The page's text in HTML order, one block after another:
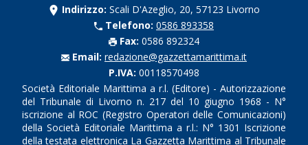
Indirizzo: Scali D'Azeglio, 20, 57123 Livorno
Telefono: 0586 893358
Fax: 0586 892324
Email: redazione@gazzettamarittima.it
P.IVA: 00118570498
Società Editoriale Marittima a r.l. (Editore) - Autorizzazione
del Tribunale di Livorno n. 217 del 10 giugno 1968 - N°
iscrizione al ROC (Registro Operatori delle Comunicazioni)
della Società Editoriale Marittima a r.l.: N° 1301 Iscrizione
della testata elettronica La Gazzetta Marittima al Tribunale